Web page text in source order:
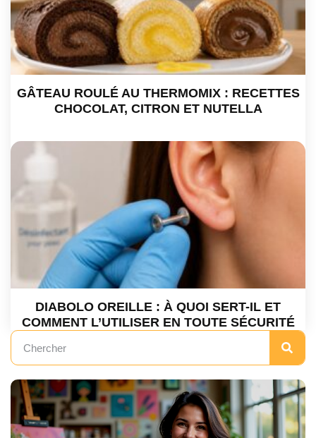
GÂTEAU ROULÉ AU THERMOMIX : RECETTES
CHOCOLAT, CITRON ET NUTELLA
DIABOLO OREILLE : À QUOI SERT-IL ET
COMMENT L’UTILISER EN TOUTE SÉCURITÉ